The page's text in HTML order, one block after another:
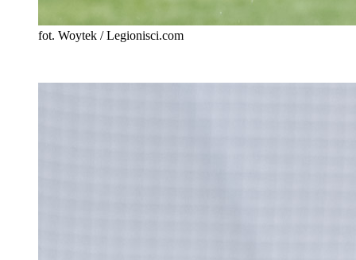
fot. Woytek / Legionisci.com